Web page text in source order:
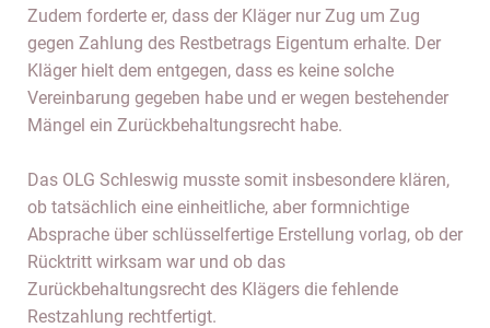
Zudem forderte er, dass der Kläger nur Zug um Zug
gegen Zahlung des Restbetrags Eigentum erhalte. Der
Kläger hielt dem entgegen, dass es keine solche
Vereinbarung gegeben habe und er wegen bestehender
Mängel ein Zurückbehaltungsrecht habe.
Das OLG Schleswig musste somit insbesondere klären,
ob tatsächlich eine einheitliche, aber formnichtige
Absprache über schlüsselfertige Erstellung vorlag, ob der
Rücktritt wirksam war und ob das
Zurückbehaltungsrecht des Klägers die fehlende
Restzahlung rechtfertigt.